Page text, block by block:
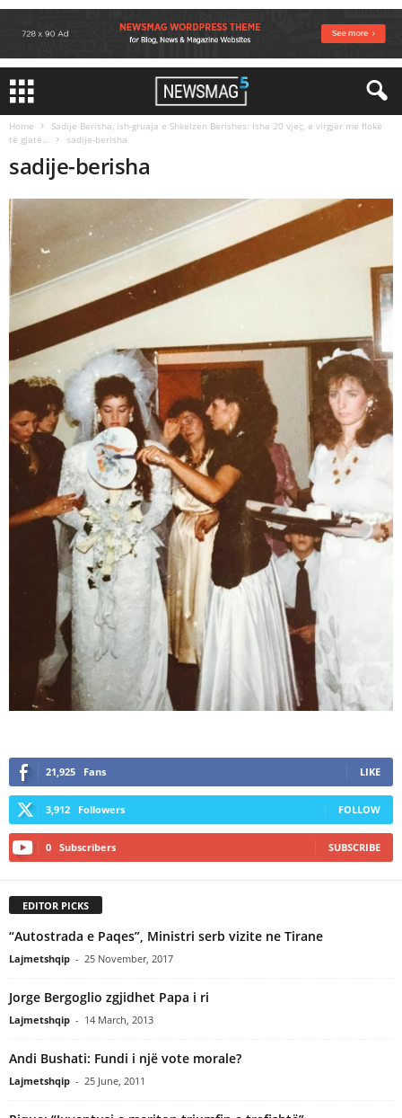
Home
Sadije Berisha, ish-gruaja e Shkelzen Berishes: Isha 20 vjeç, e virgjër me flokë
të gjatë…
sadije-berisha
sadije-berisha
21,925 Fans LIKE
3,912 Followers FOLLOW
0 Subscribers SUBSCRIBE
EDITOR PICKS
“Autostrada e Paqes”, Ministri serb vizite ne Tirane
Lajmetshqip - 25 November, 2017
Jorge Bergoglio zgjidhet Papa i ri
Lajmetshqip - 14 March, 2013
Andi Bushati: Fundi i një vote morale?
Lajmetshqip - 25 June, 2011